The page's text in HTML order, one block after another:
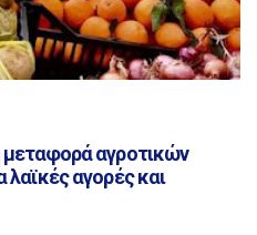
μεταφορά αγροτικών
λαϊκές αγορές και